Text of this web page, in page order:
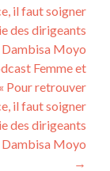
il faut soigner
des dirigeants
Moyo
Femme et
Pour retrouver
il faut soigner
des dirigeants
Moyo
→